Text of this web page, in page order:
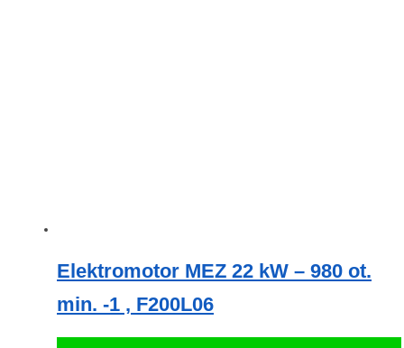
Elektromotor MEZ 22 kW – 980 ot.
min. -1 , F200L06